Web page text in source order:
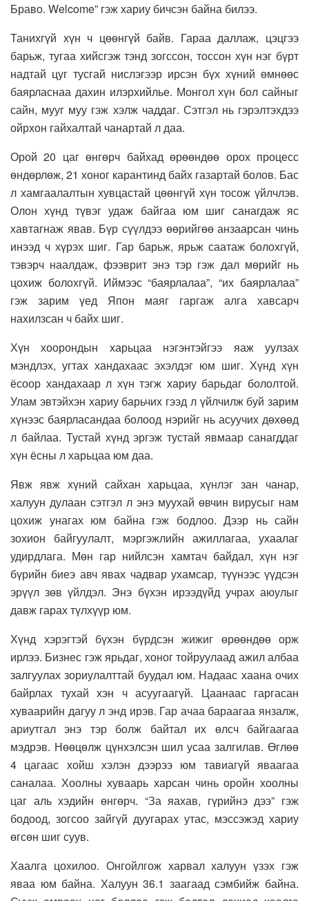
Браво. Welcome” гэж хариу бичсэн байна билээ.
Танихгүй хүн ч цөөнгүй байв. Гараа даллаж, цэцгээ
барьж, тугаа хийсгэж тэнд зогссон, тоссон хүн нэг бүрт
надтай цуг тусгай нислэгээр ирсэн бүх хүний өмнөөс
баярласнаа дахин илэрхийлье. Монгол хүн бол сайныг
сайн, мууг муу гэж хэлж чаддаг. Сэтгэл нь гэрэлтэхдээ
ойрхон гайхалтай чанартай л даа.
Орой 20 цаг өнгөрч байхад өрөөндөө орох процесс
өндөрлөж, 21 хоног карантинд байх газартай болов. Бас
л хамгаалалтын хувцастай цөөнгүй хүн тосож үйлчлэв.
Олон хүнд түвэг удаж байгаа юм шиг санагдаж яс
хавтагнаж явав. Бүр сүүлдээ өөрийгөө анзаарсан чинь
инээд ч хүрэх шиг. Гар барьж, ярьж саатаж болохгүй,
тэвэрч наалдаж, фээврит энэ тэр гэж дал мөрийг нь
цохиж болохгүй. Иймээс “баярлалаа”, “их баярлалаа”
гэж зарим үед Япон маяг гаргаж алга хавсарч
нахилзсан ч байх шиг.
Хүн хоорондын харьцаа нэгэнтэйгээ яаж уулзах
мэндлэх, угтах хандахаас эхэлдэг юм шиг. Хүнд хүн
ёсоор хандахаар л хүн тэгж хариу барьдаг бололтой.
Улам эвтэйхэн хариу барьчих гээд л үйлчилж буй зарим
хүнээс баярласандаа болоод нэрийг нь асуучих дөхөөд
л байлаа. Тустай хүнд эргэж тустай явмаар санагддаг
хүн ёсны л харьцаа юм даа.
Явж явж хүний сайхан харьцаа, хүнлэг зан чанар,
халуун дулаан сэтгэл л энэ муухай өвчин вирусыг нам
цохиж унагах юм байна гэж бодлоо. Дээр нь сайн
зохион байгуулалт, мэргэжлийн ажиллагаа, ухаалаг
удирдлага. Мөн гар нийлсэн хамтач байдал, хүн нэг
бүрийн биеэ авч явах чадвар ухамсар, түүнээс үүдсэн
эрүүл зөв үйлдэл. Энэ бүхэн ирээдүйд учрах аюулыг
давж гарах түлхүүр юм.
Хүнд хэрэгтэй бүхэн бүрдсэн жижиг өрөөндөө орж
ирлээ. Бизнес гэж ярьдаг, хоног тойруулаад ажил албаа
залгуулах зориулалттай буудал юм. Надаас хаана очих
байрлах тухай хэн ч асуугаагүй. Цаанаас гаргасан
хуваарийн дагуу л энд ирэв. Гар ачаа бараагаа янзалж,
ариутгал энэ тэр болж байтал их өлсч байгаагаа
мэдрэв. Нөөцөлж цүнхэлсэн шил усаа залгилав. Өглөө
4 цагаас хойш хэлэн дээрээ юм тавиагүй яваагаа
саналаа. Хоолны хуваарь харсан чинь оройн хоолны
цаг аль хэдийн өнгөрч. “За яахав, гүрийнэ дээ” гэж
бодоод, зогсоо зайгүй дуугарах утас, мэссэжэд хариу
өгсөн шиг суув.
Хаалга цохилоо. Онгойлгож харвал халуун үзэх гэж
яваа юм байна. Халуун 36.1 заагаад сэмбийж байна.